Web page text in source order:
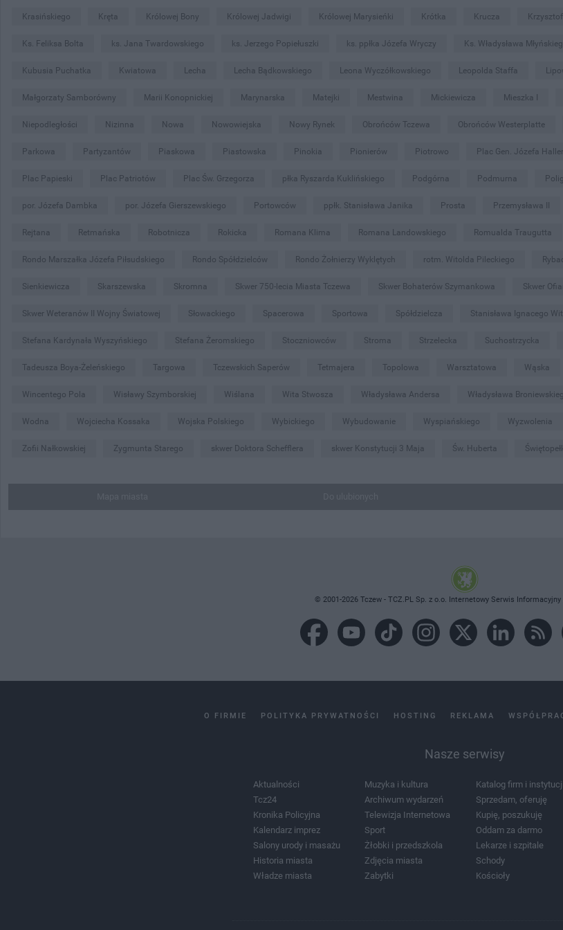
Krasińskiego Kręta Królowej Bony Królowej Jadwigi Królowej Marysieńki Krótka Krucza
Ks. Feliksa Bolta ks. Jana Twardowskiego ks. Jerzego Popiełuszki ks. ppłka Józefa Wryczy Ks. Władysława
Kubusia Puchatka Kwiatowa Lecha Lecha Bądkowskiego Leona Wyczółkowskiego Leopolda Staffa
Małgorzaty Samborówny Marii Konopnickiej Marynarska Matejki Mestwina Mickiewicza Mieszka I
Niepodległości Nizinna Nowa Nowowiejska Nowy Rynek Obrońców Tczewa Obrońców Westerplatte
Parkowa Partyzantów Piaskowa Piastowska Pinokia Pionierów Piotrowo Plac Gen. Józefa
Plac Papieski Plac Patriotów Plac Św. Grzegorza płka Ryszarda Kuklińskiego Podgórna Podmurna
por. Józefa Dambka por. Józefa Gierszewskiego Portowców ppłk. Stanisława Janika Prosta Przemysława II
Rejtana Retmańska Robotnicza Rokicka Romana Klima Romana Landowskiego Romualda Traugutta
Rondo Marszałka Józefa Piłsudskiego Rondo Spółdzielców Rondo Żołnierzy Wyklętych rotm. Witolda Pileckiego
Sienkiewicza Skarszewska Skromna Skwer 750-lecia Miasta Tczewa Skwer Bohaterów Szymankowa Skwer
Skwer Weteranów II Wojny Światowej Słowackiego Spacerowa Sportowa Spółdzielcza Stanisława Ignacego
Stefana Kardynała Wyszyńskiego Stefana Żeromskiego Stoczniowców Stroma Strzelecka Suchostrzycka
Tadeusza Boya-Żeleńskiego Targowa Tczewskich Saperów Tetmajera Topolowa Warsztatowa Wąska
Wincentego Pola Wisławy Szymborskiej Wiślana Wita Stwosza Władysława Andersa Władysława
Wodna Wojciecha Kossaka Wojska Polskiego Wybickiego Wybudowanie Wyspiańskiego Wyzwolenia
Zofii Nałkowskiej Zygmunta Starego skwer Doktora Schefflera skwer Konstytucji 3 Maja Św. Huberta
© 2001-2026 Tczew - TCZ.PL Sp. z o.o. Internetowy Serwis
O FIRMIE POLITYKA PRYWATNOŚCI HOSTING REKLAMA
Nasze serwisy
Aktualności
Tcz24
Kronika Policyjna
Kalendarz imprez
Salony urody i masażu
Historia miasta
Władze miasta
Muzyka i kultura
Archiwum wydarzeń
Telewizja Internetowa
Sport
Żłobki i przedszkola
Zdjęcia miasta
Zabytki
Katalog firm i instytucji
Sprzedam, oferuję
Kupię, poszukuję
Oddam za darmo
Lekarze i szpitale
Schody
Kościoły